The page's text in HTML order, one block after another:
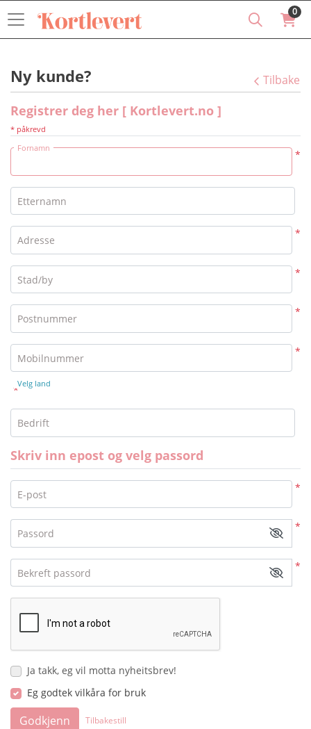
0
Ny kunde? Tilbake
Registrer deg her [ Kortlevert.no ]
* påkrevd
*
Fornamn
Etternamn
*
Adresse
*
Stad/by
*
Postnummer
*
Mobilnummer
*Velg land
Bedrift
Skriv inn epost og velg passord
*
E-post
*
Passord
*
Bekreft passord
Ja takk, eg vil motta nyheitsbrev!
Eg godtek vilkåra for bruk
Godkjenn Tilbakestill